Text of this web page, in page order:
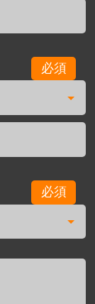
必須
必須